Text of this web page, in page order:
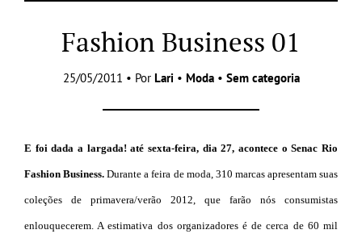
Fashion Business 01
25/05/2011 • Por Lari • Moda• Sem categoria
E foi dada a largada! até sexta-feira, dia 27, acontece o Senac Rio
Fashion Business. Durante a feira de moda, 310 marcas apresentam suas
coleções de primavera/verão 2012, que farão nós consumistas
enlouquecerem. A estimativa dos organizadores é de cerca de 60 mil